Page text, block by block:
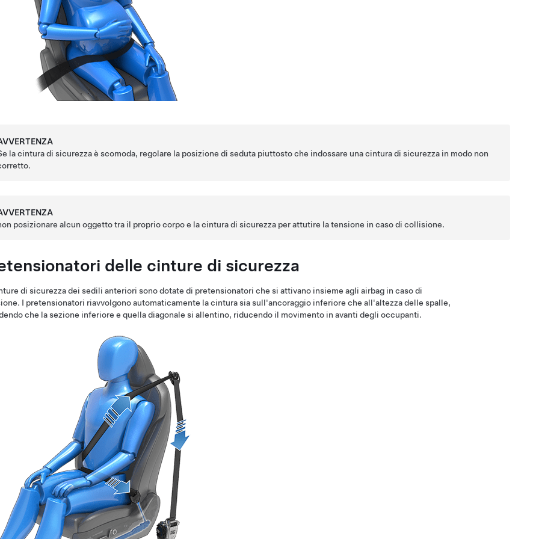
la cintura di sicurezza è scomoda, regolare la posizione di seduta piuttosto che indossare una cintura di sicurezza in modo non
posizionare alcun oggetto tra il proprio corpo e la cintura di sicurezza per attutire la tensione in caso di collisione.
delle cinture di sicurezza
di sicurezza dei sedili anteriori sono dotate di pretensionatori che si attivano insieme agli airbag in caso di
I pretensionatori riavvolgono automaticamente la cintura sia sull'ancoraggio inferiore che all'altezza delle spalle,
che la sezione inferiore e quella diagonale si allentino, riducendo il movimento in avanti degli occupanti.